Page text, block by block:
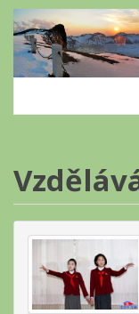
Skip
content